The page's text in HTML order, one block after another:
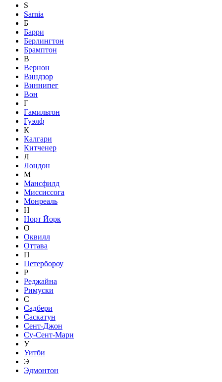
S
Sarnia
Б
Барри
Берлингтон
Брамптон
В
Вернон
Виндзор
Виннипег
Вон
Г
Гамильтон
Гуэлф
К
Калгари
Китченер
Л
Лондон
М
Мансфилд
Миссиссога
Монреаль
Н
Норт Йорк
О
Оквилл
Оттава
П
Петербороу
Р
Реджайна
Римуски
С
Садбери
Саскатун
Сент-Джон
Су-Сент-Мари
У
Уитби
Э
Эдмонтон